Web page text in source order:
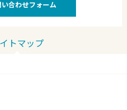
い合わせフォーム